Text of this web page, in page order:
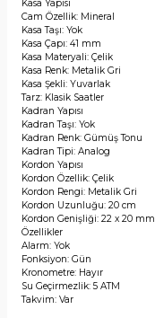
Kasa Yapısı
Cam Özellik: Mineral
Kasa Taşı: Yok
Kasa Çapı: 41 mm
Kasa Materyali: Çelik
Kasa Renk: Metalik Gri
Kasa Şekli: Yuvarlak
Tarz: Klasik Saatler
Kadran Yapısı
Kadran Taşı: Yok
Kadran Renk: Gümüş Tonu
Kadran Tipi: Analog
Kordon Yapısı
Kordon Özellik: Çelik
Kordon Rengi: Metalik Gri
Kordon Uzunluğu: 20 cm
Kordon Genişliği: 22 x 20 mm
Özellikler
Alarm: Yok
Fonksiyon: Gün
Kronometre: Hayır
Su Geçirmezlik: 5 ATM
Takvim: Var